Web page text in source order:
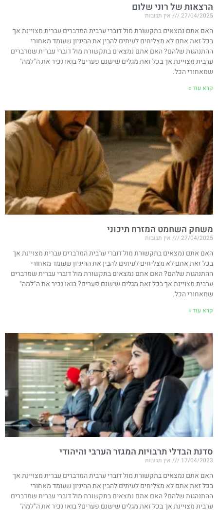
הרצאות של רוני שלום
27/04/2025 אין תגובות
האם אתם נמצאים בתקשורת מול דוברי ערבית המדברים עברית מצויינת אך
בכל זאת אתם לא מצליחים לעיתים להבין את ההיגיון שעומד מאחורי
ההתנהגות שלהם? האם אתם נמצאים בתקשורת מול דוברי עברית שמדברים
ערבית מצויינת אך בכל זאת מגלים שישנם פערים? בואו נכיר את ה"למה"
שמאחורי הכל.
קרא עוד »
משחק השחמט המזרח תיכוני
27/04/2025 אין תגובות
האם אתם נמצאים בתקשורת מול דוברי ערבית המדברים עברית מצויינת אך
בכל זאת אתם לא מצליחים לעיתים להבין את ההיגיון שעומד מאחורי
ההתנהגות שלהם? האם אתם נמצאים בתקשורת מול דוברי עברית שמדברים
ערבית מצויינת אך בכל זאת מגלים שישנם פערים? בואו נכיר את ה"למה"
שמאחורי הכל.
קרא עוד »
סדנת הבדלי תרבויות המגזר הערבי והיהודי
17/04/2023 אין תגובות
האם אתם נמצאים בתקשורת מול דוברי ערבית המדברים עברית מצויינת אך
בכל זאת אתם לא מצליחים לעיתים להבין את ההיגיון שעומד מאחורי
ההתנהגות שלהם? האם אתם נמצאים בתקשורת מול דוברי עברית שמדברים
ערבית מצויינת אך בכל זאת מגלים שישנם פערים? בואו נכיר את ה"למה"